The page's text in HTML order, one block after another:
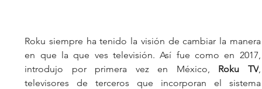
Roku siempre ha tenido la visión de cambiar la manera
en que la que ves televisión. Así fue como en 2017,
introdujo por primera vez en México, Roku TV,
televisores de terceros que incorporan el sistema